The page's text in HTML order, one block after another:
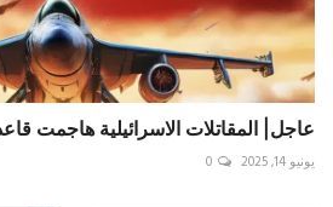
عاجل| المقاتلات الاسرائيلية هاجمت
يونيو 14, 2025 0